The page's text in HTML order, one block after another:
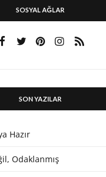
SOSYAL AĞLAR
SON YAZILAR
Hazır
Odaklanmış